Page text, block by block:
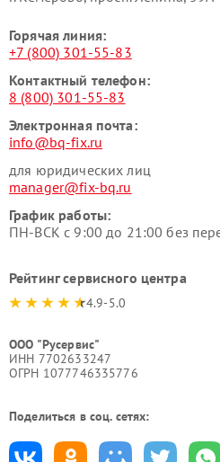
Горячая линия:
+7 (800) 301-55-83
Контактный телефон:
8 (800) 301-55-83
Электронная почта:
info@bq-fix.ru
для юридических лиц
manager@fix-bq.ru
График работы:
ПН-ВСК с 9:00 до 21:00 без
Рейтинг сервисного центра
4.9-5.0
ООО "Русервис"
ИНН 7702633247
ОГРН 1077746335776
Поделиться в соц. сетях: